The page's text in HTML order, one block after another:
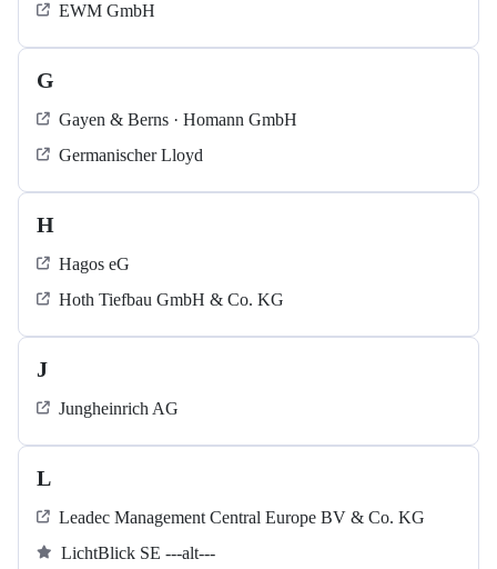
EWM GmbH
G
Gayen & Berns · Homann GmbH
Germanischer Lloyd
H
Hagos eG
Hoth Tiefbau GmbH & Co. KG
J
Jungheinrich AG
L
Leadec Management Central Europe BV & Co. KG
LichtBlick SE ---alt---